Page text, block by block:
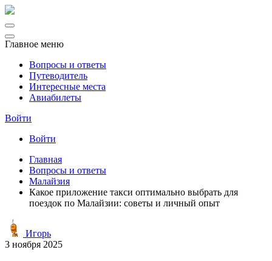
Главное меню
Вопросы и ответы
Путеводитель
Интересные места
Авиабилеты
Войти
Войти
Главная
Вопросы и ответы
Малайзия
Какое приложение такси оптимально выбрать для
поездок по Малайзии: советы и личный опыт
Игорь
3 ноября 2025